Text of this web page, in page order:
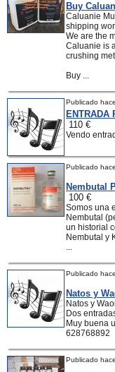
Buy
Caluanie
shipping
We are the
Caluanie is
crushing
Buy ...
Publicado
ENTRADA
110 €
Vendo
Publicado
Nembutal
100 €
Somos una
Nembutal
un historial
Nembutal y
...
Publicado
Natos y
Natos y
Dos
Muy buena
628768892
Publicado